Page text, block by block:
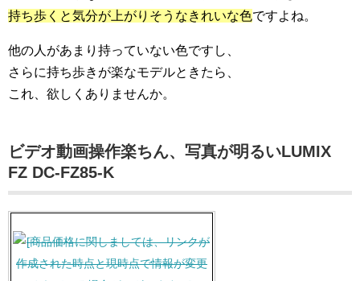
持ち歩くと気分が上がりそうなきれいな色ですよね。
他の人があまり持っていない色ですし、
さらに持ち歩きが楽なモデルときたら、
これ、欲しくありませんか。
ビデオ動画操作楽ちん、写真が明るいLUMIX
FZ DC-FZ85-K